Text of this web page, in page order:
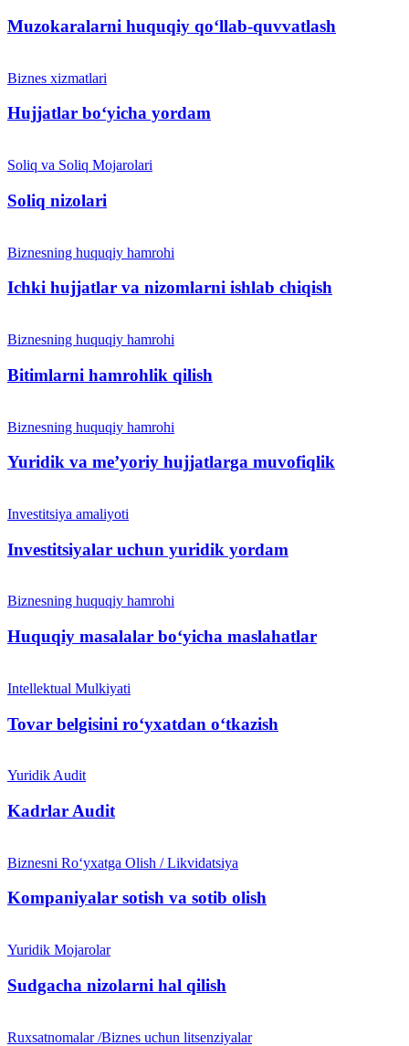
Muzokaralarni huquqiy qoʻllab-quvvatlash
Biznes xizmatlari
Hujjatlar bo‘yicha yordam
Soliq va Soliq Mojarolari
Soliq nizolari
Biznesning huquqiy hamrohi
Ichki hujjatlar va nizomlarni ishlab chiqish
Biznesning huquqiy hamrohi
Bitimlarni hamrohlik qilish
Biznesning huquqiy hamrohi
Yuridik va me’yoriy hujjatlarga muvofiqlik
Investitsiya amaliyoti
Investitsiyalar uchun yuridik yordam
Biznesning huquqiy hamrohi
Huquqiy masalalar boʻyicha maslahatlar
Intellektual Mulkiyati
Tovar belgisini roʻyxatdan oʻtkazish
Yuridik Audit
Kadrlar Audit
Biznesni Ro‘yxatga Olish / Likvidatsiya
Kompaniyalar sotish va sotib olish
Yuridik Mojarolar
Sudgacha nizolarni hal qilish
Ruxsatnomalar /Biznes uchun litsenziyalar